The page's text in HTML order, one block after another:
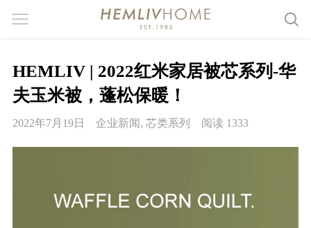
HEMLIV | 2022红米家居被芯系列-华
夫玉米被，蓬松保暖！
2022年7月19日 企业新闻 , 芯类系列 阅读 1333